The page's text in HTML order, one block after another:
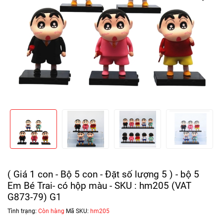
( Giá 1 con - Bộ 5 con - Đặt số lượng 5 ) - bộ 5
Em Bé Trai- có hộp màu - SKU : hm205 (VAT
G873-79) G1
Tình trạng: Còn hàng Mã SKU: hm205